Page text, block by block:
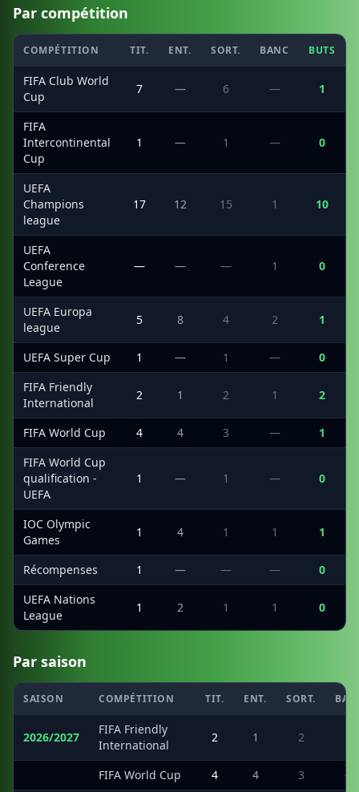
Par compétition
COMPÉTITION TIT. ENT. SORT. BANC BUTS
FIFA Club World
Cup
7 — 6 — 1
FIFA
Intercontinental
Cup
1 — 1 — 0
UEFA
Champions
league
17 12 15 1 10
UEFA
Conference
League
— — — 1 0
UEFA Europa
league
5 8 4 2 1
UEFA Super Cup 1 — 1 —
0
FIFA Friendly
International
2 1 2 1 2
FIFA World Cup 4 4 3 —
1
FIFA World Cup
qualification -
UEFA
1 — 1 — 0
IOC Olympic
Games
1 4 1 1 1
Récompenses 1 — — —
0
UEFA Nations
League
1 2 1 1 0
Par saison
SAISON COMPÉTITION TIT. ENT. SORT.
2026/2027
FIFA Friendly
International
2 1 2
FIFA World Cup 4 4 3 —